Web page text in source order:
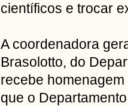
científicos e trocar
A coordenadora
Brasolotto, do
recebe
que o